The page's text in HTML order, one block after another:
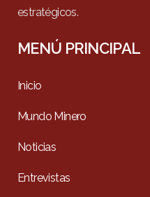
estratégicos.
MENÚ PRINCIPAL
Inicio
Mundo Minero
Noticias
Entrevistas